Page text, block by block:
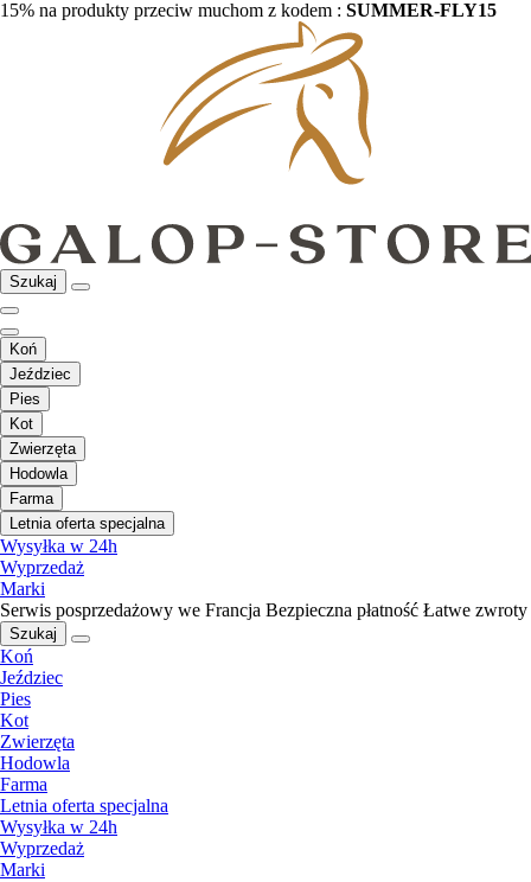
15% na produkty przeciw muchom z kodem : SUMMER-FLY15
Szukaj
Koń
Jeździec
Pies
Kot
Zwierzęta
Hodowla
Farma
Letnia oferta specjalna
Wysyłka w 24h
Wyprzedaż
Marki
Serwis posprzedażowy we Francja Bezpieczna płatność Łatwe zwroty
Szukaj
Koń
Jeździec
Pies
Kot
Zwierzęta
Hodowla
Farma
Letnia oferta specjalna
Wysyłka w 24h
Wyprzedaż
Marki